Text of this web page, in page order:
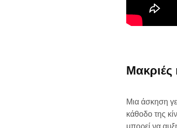
Μακριές
Μια άσκηση
κάθοδο της